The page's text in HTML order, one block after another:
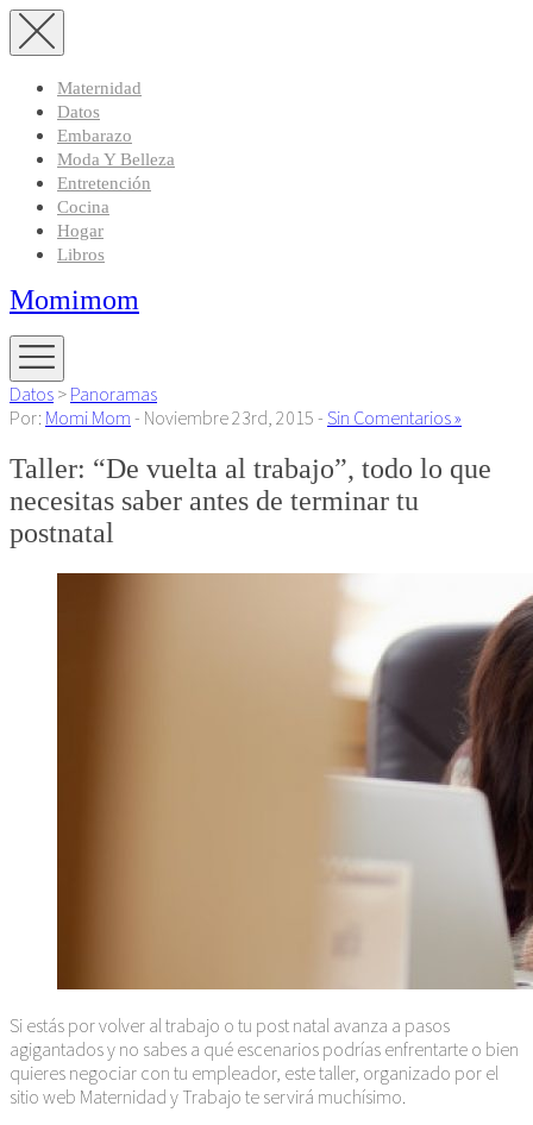
Maternidad
Datos
Embarazo
Moda Y Belleza
Entretención
Cocina
Hogar
Libros
Momimom
Datos > Panoramas
Por: Momi Mom - Noviembre 23rd, 2015 - Sin Comentarios »
Taller: “De vuelta al trabajo”, todo lo que
necesitas saber antes de terminar tu
postnatal
Si estás por volver al trabajo o tu post natal avanza a pasos
agigantados y no sabes a qué escenarios podrías enfrentarte o bien
quieres negociar con tu empleador, este taller, organizado por el
sitio web Maternidad y Trabajo te servirá muchísimo.